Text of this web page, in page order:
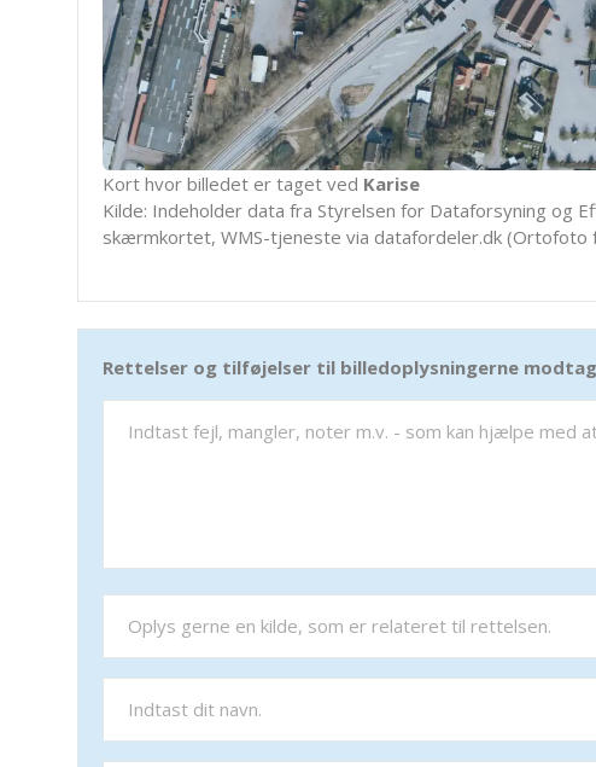
Kort hvor billedet er taget ved Karise
Kilde: Indeholder data fra Styrelsen for Dataforsyning og
skærmkortet, WMS-tjeneste via datafordeler.dk (Ortofoto
Rettelser og tilføjelser til billedoplysningerne